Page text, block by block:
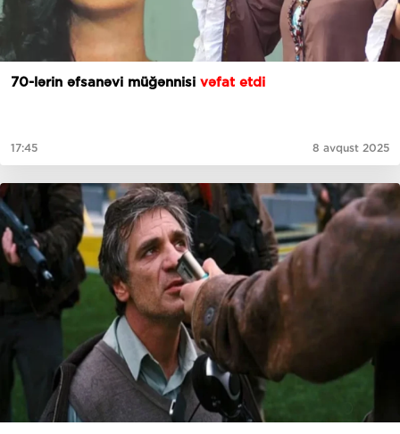
70-lərin əfsanəvi müğənnisi vəfat etdi
17:45 8 avqust 2025